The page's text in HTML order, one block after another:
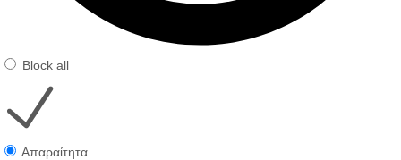
Block all
Απαραίτητα